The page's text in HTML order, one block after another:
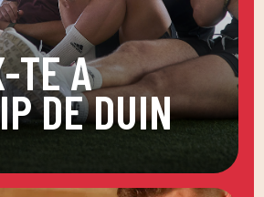
TE A
DE DUIN